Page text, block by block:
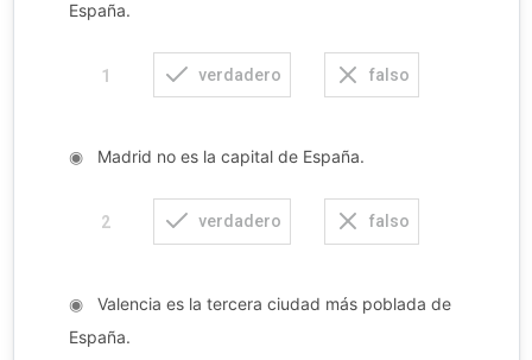
España.
1 verdadero falso
◉Madrid no es la capital de España.
2 verdadero falso
◉Valencia es la tercera ciudad más poblada de
España.